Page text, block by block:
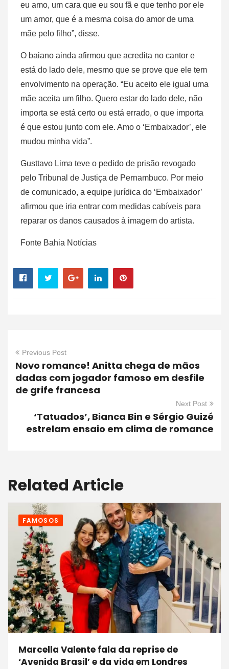
eu amo, um cara que eu sou fã e que tenho por ele
um amor, que é a mesma coisa do amor de uma
mãe pelo filho”, disse.
O baiano ainda afirmou que acredita no cantor e
está do lado dele, mesmo que se prove que ele tem
envolvimento na operação. “Eu aceito ele igual uma
mãe aceita um filho. Quero estar do lado dele, não
importa se está certo ou está errado, o que importa
é que estou junto com ele. Amo o ‘Embaixador’, ele
mudou minha vida”.
Gusttavo Lima teve o pedido de prisão revogado
pelo Tribunal de Justiça de Pernambuco. Por meio
de comunicado, a equipe jurídica do ‘Embaixador’
afirmou que iria entrar com medidas cabíveis para
reparar os danos causados à imagem do artista.
Fonte Bahia Notícias
Previous Post
Novo romance! Anitta chega de mãos
dadas com jogador famoso em desfile
de grife francesa
Next Post
‘Tatuados’, Bianca Bin e Sérgio Guizé
estrelam ensaio em clima de romance
Related Article
FAMOSOS
Marcella Valente fala da reprise de
‘Avenida Brasil’ e da vida em Londres